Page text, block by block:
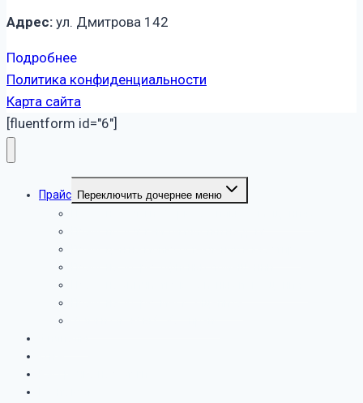
Адрес: ул. Дмитрова 142
Подробнее
Политика конфиденциальности
Карта сайта
[fluentform id="6"]
Прайс Переключить дочернее меню